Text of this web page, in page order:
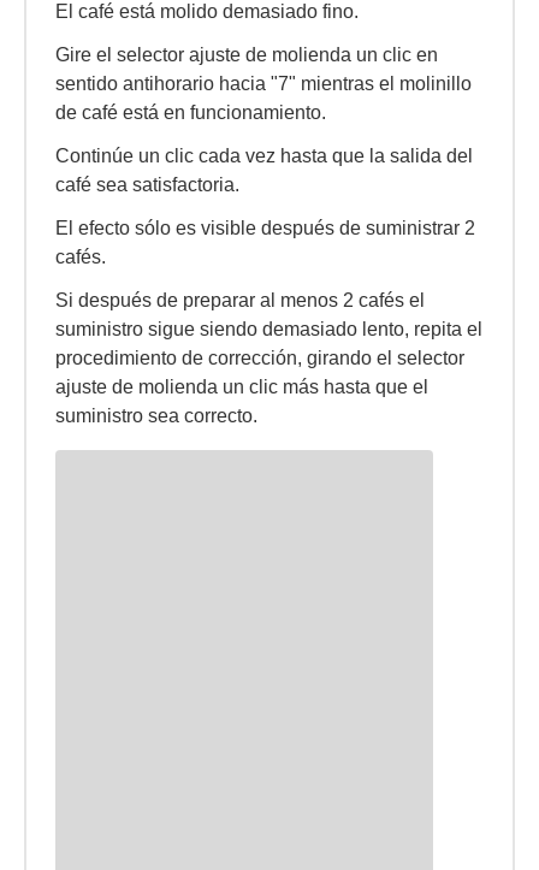
El café está molido demasiado fino.
Gire el selector ajuste de molienda un clic en
sentido antihorario hacia "7" mientras el molinillo
de café está en funcionamiento.
Continúe un clic cada vez hasta que la salida del
café sea satisfactoria.
El efecto sólo es visible después de suministrar 2
cafés.
Si después de preparar al menos 2 cafés el
suministro sigue siendo demasiado lento, repita el
procedimiento de corrección, girando el selector
ajuste de molienda un clic más hasta que el
suministro sea correcto.